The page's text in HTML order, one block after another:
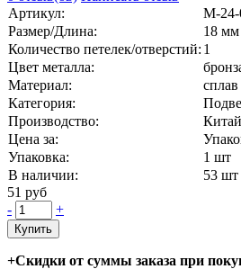
Артикул:
М-24-
Размер/Длина:
18 мм
Количество петелек/отверстий: 1
Цвет металла:
Материал:
Категория:
Производство:
Китай
Цена за:
Упаковка:
1 шт
В наличии:
53 шт
51 руб
-
+
Купить
+Скидки от суммы заказа при